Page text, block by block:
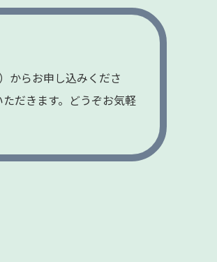
）からお申し込みくださ
だきます。どうぞお気軽